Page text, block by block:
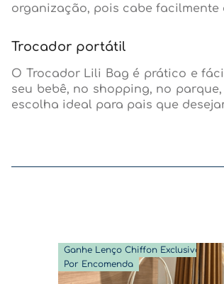
organização, pois cabe
Trocador portátil
O Trocador Lili Bag é prático e
seu bebê, no shopping, no
escolha ideal para pais que
Ganhe Lenço Chiffon Exclusivo
Por Encomenda